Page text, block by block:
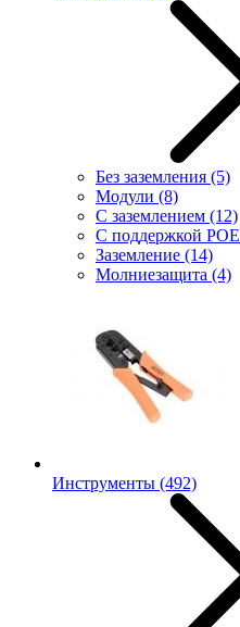
Без заземления (5)
Модули (8)
С заземлением (12)
С поддержкой POE
Заземление (14)
Молниезащита (4)
Инструменты (492)